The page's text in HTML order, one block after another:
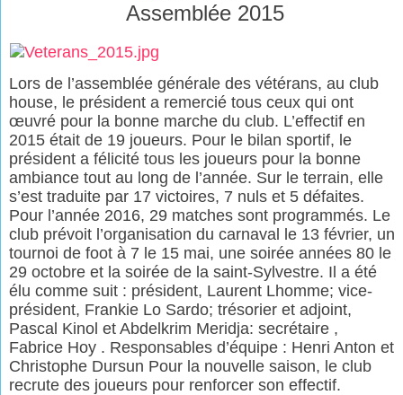
Assemblée 2015
Lors de l’assemblée générale des vétérans, au club
house, le président a remercié tous ceux qui ont
œuvré pour la bonne marche du club. L’effectif en
2015 était de 19 joueurs. Pour le bilan sportif, le
président a félicité tous les joueurs pour la bonne
ambiance tout au long de l’année. Sur le terrain, elle
s’est traduite par 17 victoires, 7 nuls et 5 défaites.
Pour l’année 2016, 29 matches sont programmés. Le
club prévoit l’organisation du carnaval le 13 février, un
tournoi de foot à 7 le 15 mai, une soirée années 80 le
29 octobre et la soirée de la saint-Sylvestre. Il a été
élu comme suit : président, Laurent Lhomme; vice-
président, Frankie Lo Sardo; trésorier et adjoint,
Pascal Kinol et Abdelkrim Meridja: secrétaire ,
Fabrice Hoy . Responsables d’équipe : Henri Anton et
Christophe Dursun Pour la nouvelle saison, le club
recrute des joueurs pour renforcer son effectif.